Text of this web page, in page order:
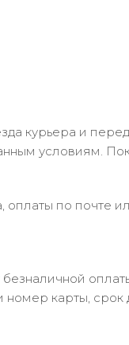
курьера и
условиям.
по почте
номер карты,